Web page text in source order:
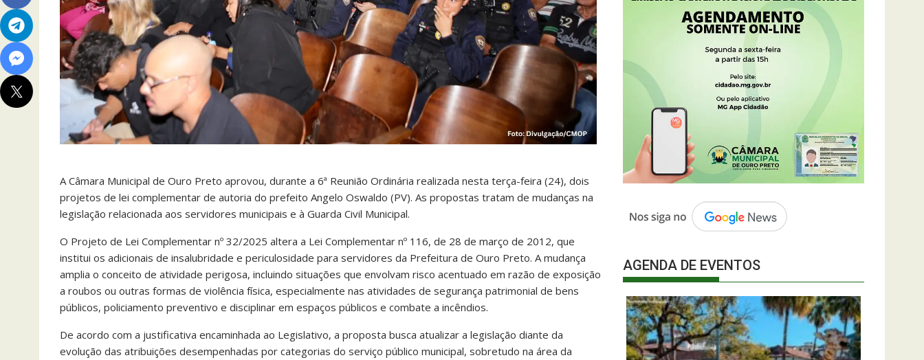
A Câmara Municipal de Ouro Preto aprovou, durante a 6ª Reunião Ordinária realizada nesta terça-feira (24), dois
projetos de lei complementar de autoria do prefeito Angelo Oswaldo (PV). As propostas tratam de mudanças na
legislação relacionada aos servidores municipais e à Guarda Civil Municipal.
O Projeto de Lei Complementar nº 32/2025 altera a Lei Complementar nº 116, de 28 de março de 2012, que
institui os adicionais de insalubridade e periculosidade para servidores da Prefeitura de Ouro Preto. A mudança
amplia o conceito de atividade perigosa, incluindo situações que envolvam risco acentuado em razão de exposição
a roubos ou outras formas de violência física, especialmente nas atividades de segurança patrimonial de bens
públicos, policiamento preventivo e disciplinar em espaços públicos e combate a incêndios.
De acordo com a justificativa encaminhada ao Legislativo, a proposta busca atualizar a legislação diante da
evolução das atribuições desempenhadas por categorias do serviço público municipal, sobretudo na área da
AGENDA DE EVENTOS